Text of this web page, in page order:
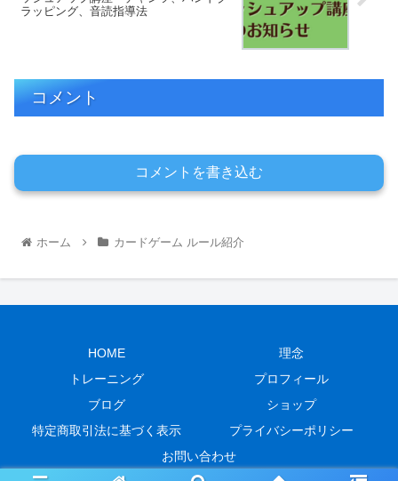
ラッピング、音読指導法
コメント
コメントを書き込む
ホーム カードゲーム ルール紹介
HOME
理念
トレーニング
プロフィール
ブログ
ショップ
特定商取引法に基づく表示
プライバシーポリシー
お問い合わせ